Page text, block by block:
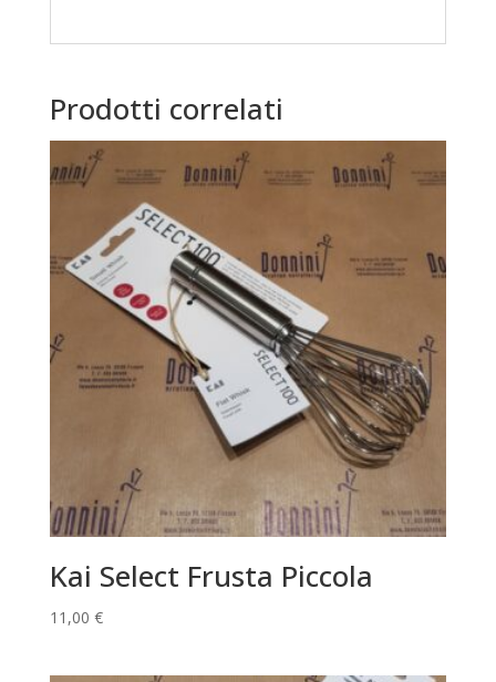
Prodotti correlati
Kai Select Frusta Piccola
11,00 €